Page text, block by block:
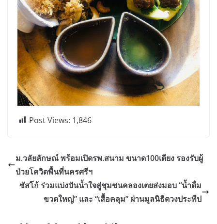
Post Views: 1,846
ม.วลัยลักษณ์ พร้อมเปิดรพ.สนาม ขนาด100เตียง รองรับผู้
ป่วยโควิดพื้นที่นครศรีฯ
ซัสโก้ ร่วมแบ่งปันน้ำใจสู่ชุมชนคลองเตยส่งมอบ “น้ำดื่ม
ขวดใหญ่” และ “เสื้อคลุม” ผ่านมูลนิธิดวงประทีป